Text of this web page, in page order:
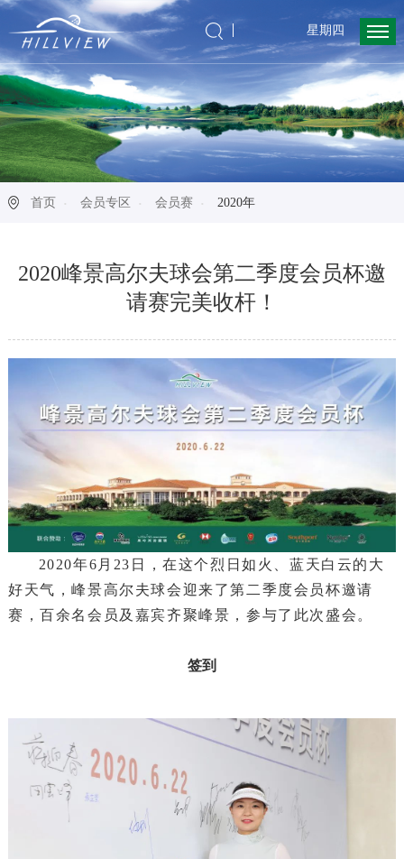
星期四
首页 会员专区 会员赛 2020年
2020峰景高尔夫球会第二季度会员杯邀
请赛完美收杆！
2020年6月23日，在这个烈日如火、蓝天白云的大
好天气，峰景高尔夫球会迎来了第二季度会员杯邀请
赛，百余名会员及嘉宾齐聚峰景，参与了此次盛会。
签到